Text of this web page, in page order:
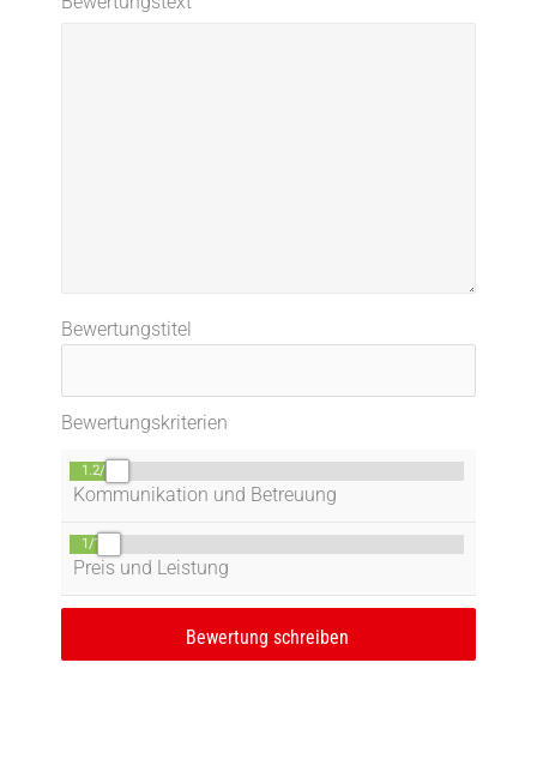
Bewertungstitel
Bewertungskriterien
1.2/10
Kommunikation und Betreuung
1/10
Preis und Leistung